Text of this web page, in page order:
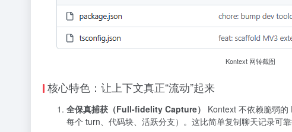
Kontext 网转截图
核心特色：让上下文真正“流动”起来
全保真捕获（Full-fidelity Capture） Kontext 不依赖脆弱
每个 turn、代码块、活跃分支）。这比简单复制聊天记录可